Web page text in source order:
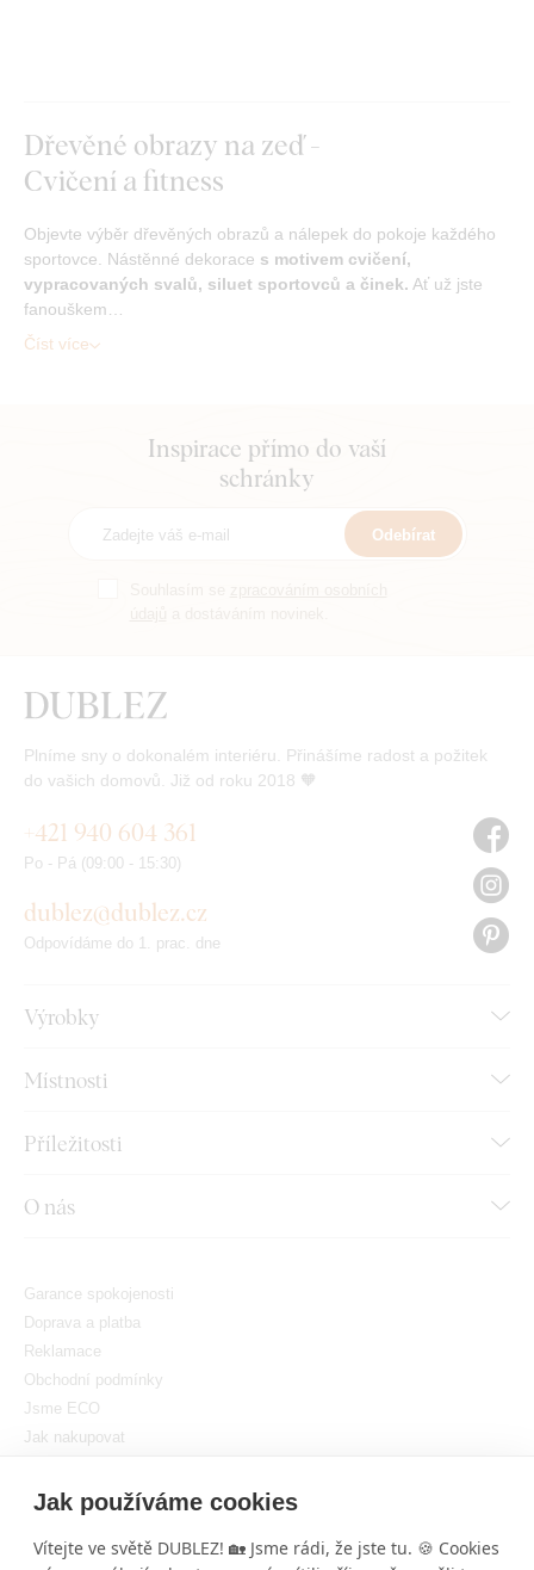
Jak používáme cookies
Vítejte ve světě DUBLEZ! 🏡 Jsme rádi, že jste tu. 🍪 Cookies
Dřevěné obrazy na zeď -
Cvičení a fitness
Objevte výběr dřevěných obrazů a nálepek do pokoje každého
sportovce. Nástěnné dekorace s motivem cvičení,
vypracovaných svalů, siluet sportovců a činek. Ať už jste
fanouškem…
Číst více
Inspirace přímo do vaší
schránky
Odebírat
Plníme sny o dokonalém interiéru. Přinášíme radost a požitek
do vašich domovů. Již od roku 2018 🧡
Výrobky
Místnosti
Příležitosti
O nás
+421 940 604 361
Po - Pá (09:00 - 15:30)
dublez@dublez.cz
Odpovídáme do 1. prac. dne
Garance spokojenosti
Doprava a platba
Reklamace
Obchodní podmínky
Jsme ECO
Jak nakupovat
Nastavit cookies